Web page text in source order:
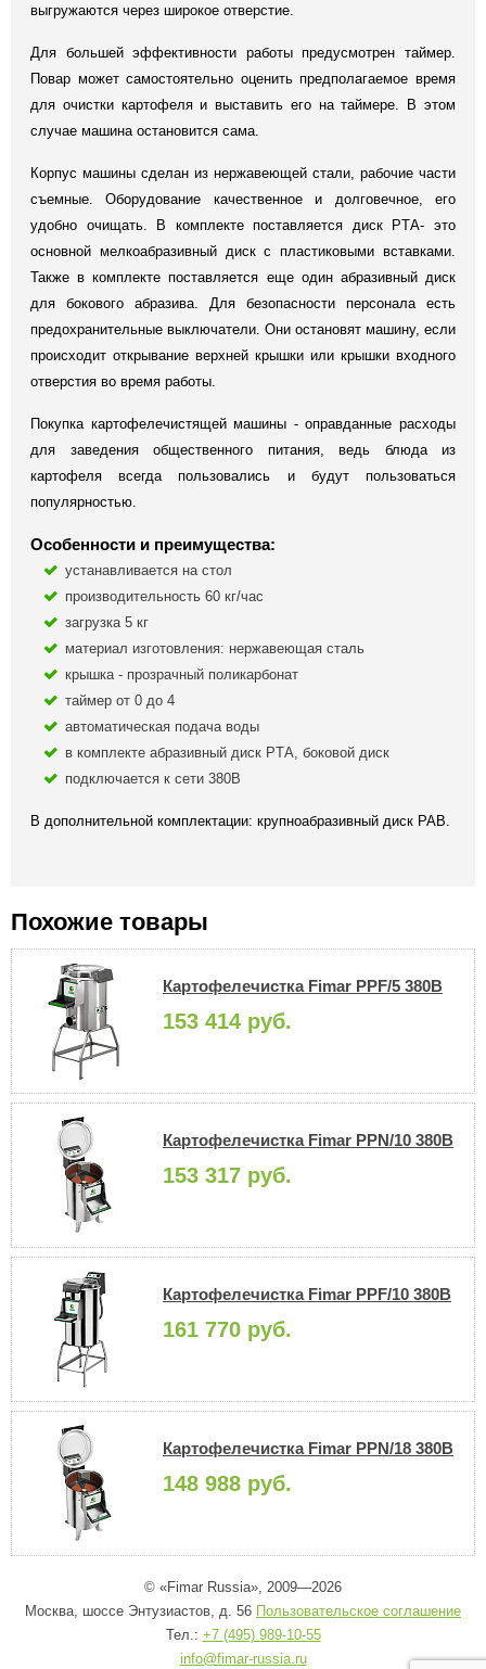
выгружаются через широкое отверстие.
Для большей эффективности работы предусмотрен таймер.
Повар может самостоятельно оценить предполагаемое время
для очистки картофеля и выставить его на таймере. В этом
случае машина остановится сама.
Корпус машины сделан из нержавеющей стали, рабочие части
съемные. Оборудование качественное и долговечное, его
удобно очищать. В комплекте поставляется диск PTА- это
основной мелкоабразивный диск с пластиковыми вставками.
Также в комплекте поставляется еще один абразивный диск
для бокового абразива. Для безопасности персонала есть
предохранительные выключатели. Они остановят машину, если
происходит открывание верхней крышки или крышки входного
отверстия во время работы.
Покупка картофелечистящей машины - оправданные расходы
для заведения общественного питания, ведь блюда из
картофеля всегда пользовались и будут пользоваться
популярностью.
Особенности и преимущества:
устанавливается на стол
производительность 60 кг/час
загрузка 5 кг
материал изготовления: нержавеющая сталь
крышка - прозрачный поликарбонат
таймер от 0 до 4
автоматическая подача воды
в комплекте абразивный диск PTА, боковой диск
подключается к сети 380В
В дополнительной комплектации: крупноабразивный диск PAB.
Похожие товары
Картофелечистка Fimar PPF/5 380В
153 414 руб.
Картофелечистка Fimar PPN/10 380В
153 317 руб.
Картофелечистка Fimar PPF/10 380В
161 770 руб.
Картофелечистка Fimar PPN/18 380В
148 988 руб.
© «Fimar Russia», 2009—2026
Москва, шоссе Энтузиастов, д. 56 Пользовательское соглашение
Тел.: +7 (495) 989-10-55
info@fimar-russia.ru